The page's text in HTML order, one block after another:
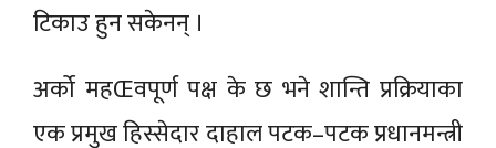
टिकाउ हुन सकेनन् ।
अर्को महŒवपूर्ण पक्ष के छ भने शान्ति प्रक्रियाका
एक प्रमुख हिस्सेदार दाहाल पटक–पटक प्रधानमन्त्री